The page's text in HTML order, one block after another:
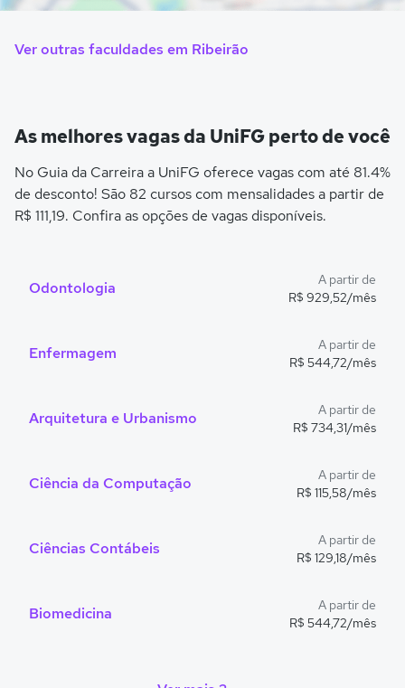
Ver outras faculdades em Ribeirão
As melhores vagas da UniFG perto de você
No Guia da Carreira a UniFG oferece vagas com até 81.4%
de desconto! São 82 cursos com mensalidades a partir de
R$ 111,19. Confira as opções de vagas disponíveis.
Odontologia
A partir de
R$ 929,52/mês
Enfermagem
A partir de
R$ 544,72/mês
Arquitetura e Urbanismo
A partir de
R$ 734,31/mês
Ciência da Computação
A partir de
R$ 115,58/mês
Ciências Contábeis
A partir de
R$ 129,18/mês
Biomedicina
A partir de
R$ 544,72/mês